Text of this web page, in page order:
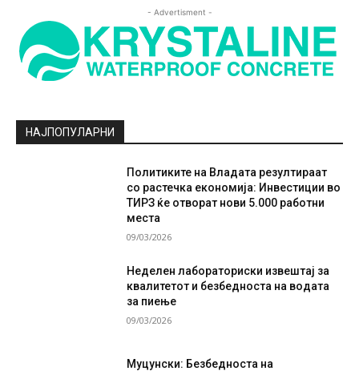
- Advertisment -
НАЈПОПУЛАРНИ
Политиките на Владата резултираат
со растечка економија: Инвестиции во
ТИРЗ ќе отворат нови 5.000 работни
места
09/03/2026
Неделен лабораториски извештај за
квалитетот и безбедноста на водата
за пиење
09/03/2026
Муцунски: Безбедноста на